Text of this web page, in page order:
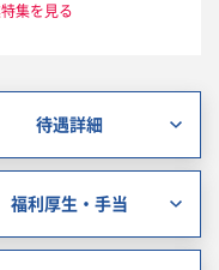
集を見る
待遇詳細
福利厚生・手当